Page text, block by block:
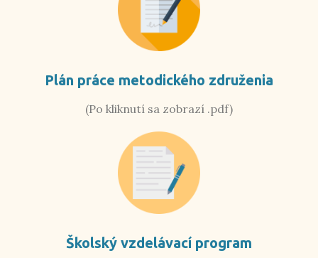
Plán práce metodického združenia
(Po kliknutí sa zobrazí .pdf)
Školský vzdelávací program